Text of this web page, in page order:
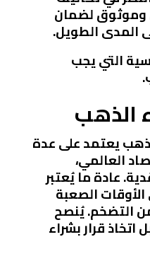
وموثوق لضمان
المدى الطويل.
التي يجب
الذهب
يعتمد على عدة
العالمي،
عادة ما يُعتبر
الصعبة
التضخم. يُنصح
اتخاذ قرار بشراء